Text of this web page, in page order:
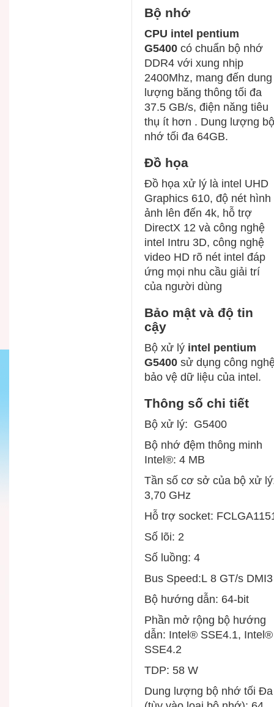
Bộ nhớ
CPU intel pentium
G5400 có chuẩn bộ nhớ
DDR4 với xung nhịp
2400Mhz, mang đến dung
lượng băng thông tối đa
37.5 GB/s, điện năng tiêu
thụ ít hơn . Dung lượng bộ
nhớ tối đa 64GB.
Đồ họa
Đồ họa xử lý là intel UHD
Graphics 610, độ nét hình
ảnh lên đến 4k, hỗ trợ
DirectX 12 và công nghệ
intel Intru 3D, công nghệ
video HD rõ nét intel đáp
ứng mọi nhu cầu giải trí
của người dùng
Bảo mật và độ tin
cậy
Bộ xử lý intel pentium
G5400 sử dụng công
bảo vệ dữ liệu của intel.
Thông số chi tiết
Bộ xử lý: G5400
Bộ nhớ đệm thông minh
Intel®: 4 MB
Tần số cơ sở của bộ xử
3,70 GHz
Hỗ trợ socket:
Số lõi: 2
Số luồng: 4
Bus Speed:L 8 GT/s DMI3
Bộ hướng dẫn: 64-bit
Phần mở rộng bộ hướng
dẫn: Intel® SSE4.1, Intel®
SSE4.2
TDP: 58 W
Dung lượng bộ nhớ tối Đa